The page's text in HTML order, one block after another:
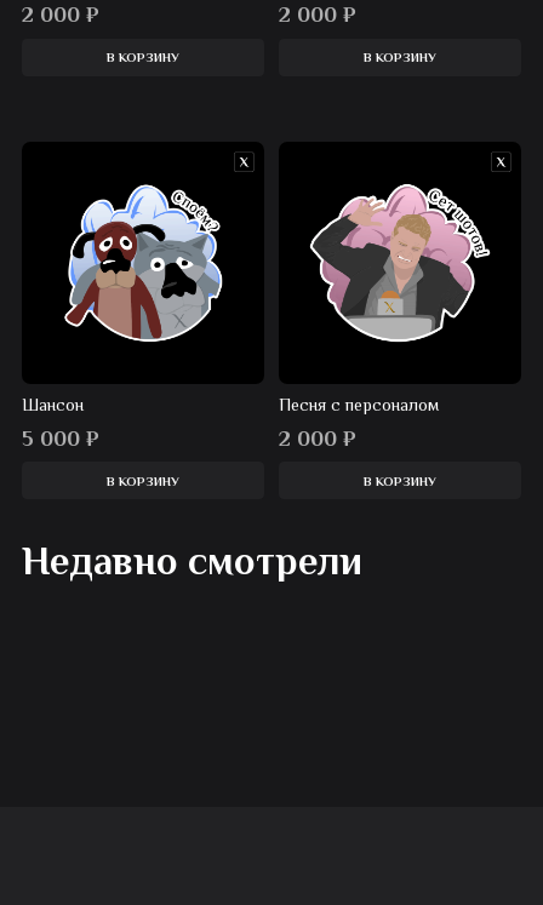
2 000 ₽
В КОРЗИНУ
2 000₽
В КОРЗИНУ
Шансон
5 000 ₽
В КОРЗИНУ
Песня с персоналом
2 000₽
В КОРЗИНУ
Недавно смотрели